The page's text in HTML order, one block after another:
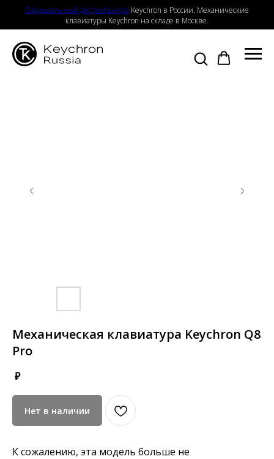
Официальный дистрибьютор Keychron в России. Механические
клавиатуры Keychron на складе в Москве.
Механическая клавиатура Keychron Q8
Pro
₽
Нет в наличии
К сожалению, эта модель больше не